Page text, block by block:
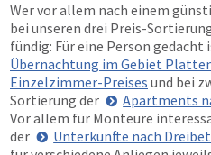
Wer vor allem nach einem
bei unseren drei Preis-
fündig: Für eine Person gedacht
Übernachtung im Gebiet
Einzelzimmer-Preises und bei
Sortierung der
Apartments
Vor allem für Monteure
der
Unterkünfte nach